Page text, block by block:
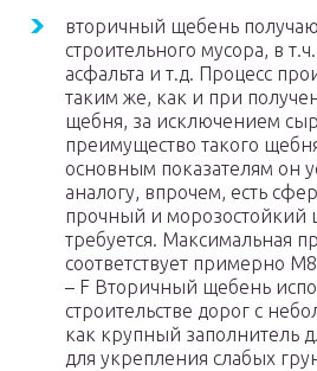
вторичный щебень
строительного мусора, в
асфальта и т.д. Процесс
таким же, как и при
щебня, за исключением
преимущество такого
основным показателям он
аналогу, впрочем, есть
прочный и морозостойкий
требуется. Максимальная
соответствует примерно
– F Вторичный щебень
строительстве дорог с
как крупный заполнитель
для укрепления слабых